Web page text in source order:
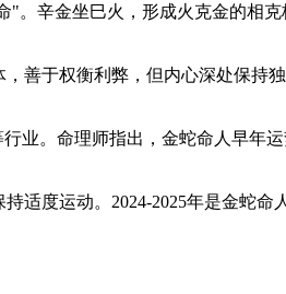
。辛金坐巳火，形成火克金的相
善于权衡利弊，但内心深处保持
业。命理师指出，金蛇命人早年
适度运动。2024-2025年是金蛇命